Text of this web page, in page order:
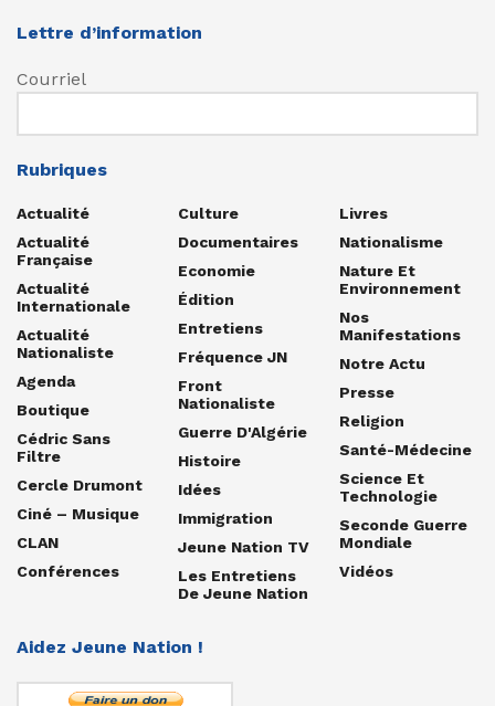
Lettre d’information
Courriel
Rubriques
Actualité
Actualité
Française
Actualité
Internationale
Actualité
Nationaliste
Agenda
Boutique
Cédric Sans
Filtre
Cercle Drumont
Ciné – Musique
CLAN
Conférences
Culture
Documentaires
Economie
Édition
Entretiens
Fréquence JN
Front
Nationaliste
Guerre D'Algérie
Histoire
Idées
Immigration
Jeune Nation TV
Les Entretiens
De Jeune Nation
Livres
Nationalisme
Nature Et
Environnement
Nos
Manifestations
Notre Actu
Presse
Religion
Santé-Médecine
Science Et
Technologie
Seconde Guerre
Mondiale
Vidéos
Aidez Jeune Nation !